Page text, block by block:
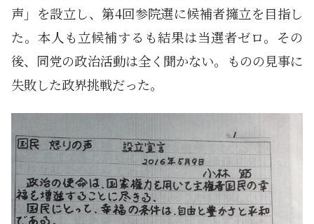
声」を設立し、第4回参院選に候補者擁立を目指し
た。本人も立候補するも結果は当選者ゼロ。その
後、同党の政治活動は全く聞かない。ものの見事に
失敗した政界挑戦だった。